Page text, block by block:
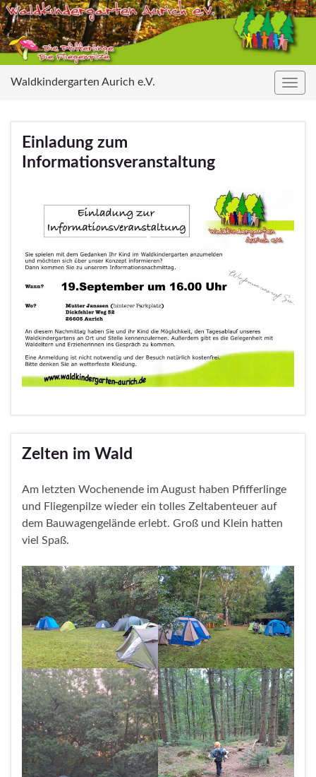
Waldkindergarten Aurich e.V.
Einladung zum
Informationsveranstaltung
Zelten im Wald
Am letzten Wochenende im August haben Pfifferlinge
und Fliegenpilze wieder ein tolles Zeltabenteuer auf
dem Bauwagengelände erlebt. Groß und Klein hatten
viel Spaß.